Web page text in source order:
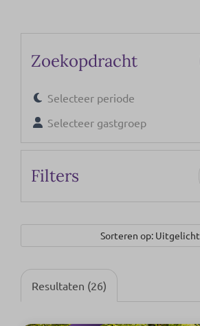
Zoekopdracht
Selecteer periode
Selecteer gastgroep
Filters
Sorteren op: Uitgelicht
Resultaten (26)